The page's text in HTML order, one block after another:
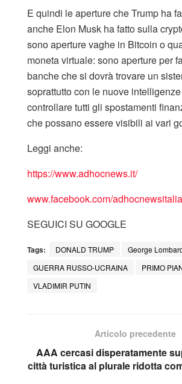
E quindi le aperture che Trump ha
anche Elon Musk ha fatto sulla
sono aperture vaghe in Bitcoin o
moneta virtuale: sono aperture per
banche che si dovrà trovare un
soprattutto con le nuove
controllare tutti gli spostamenti
che possano essere visibili ai vari
Leggi anche:
https://www.adhocnews.it/
www.facebook.com/adhocnewsitalia
SEGUICI SU GOOGLE
Tags: DONALD TRUMP
George
GUERRA RUSSO-UCRAINA
PRIMO
VLADIMIR PUTIN
Articolo precedente
AAA cercasi disperatamente
città turistica al plurale ridotta